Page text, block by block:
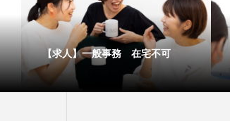
【求人】一般事務 在宅不可